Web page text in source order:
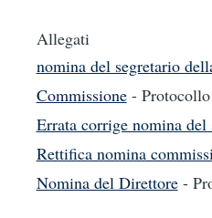
Allegati
nomina del segretario
Commissione -
Errata corrige nomina
Rettifica nomina
Nomina del Direttore -